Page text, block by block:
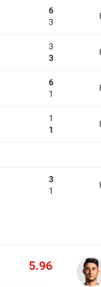
6
3
3
3
6
1
1
1
3
1
5.96